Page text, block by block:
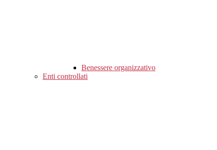
Benessere organizzativo
Enti controllati